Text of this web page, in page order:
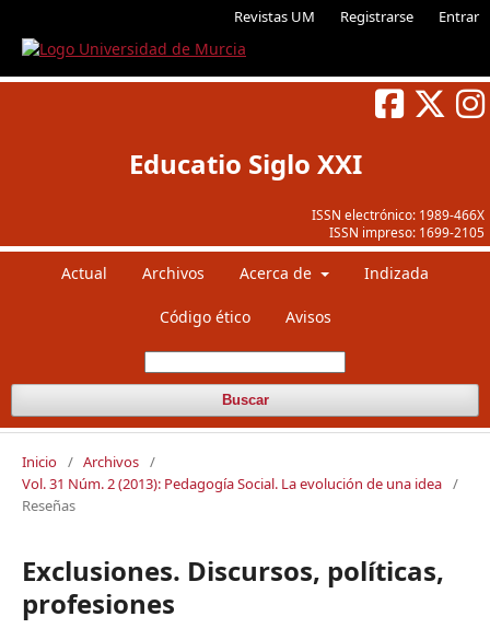
Revistas UM Registrarse Entrar
ISSN electrónico: 1989-466X
ISSN impreso: 1699-2105
Educatio Siglo XXI
Actual Archivos Acerca de Indizada
Código ético Avisos
Buscar
Inicio / Archivos /
Vol. 31 Núm. 2 (2013): Pedagogía Social. La evolución de una idea /
Reseñas
Exclusiones. Discursos, políticas,
profesiones